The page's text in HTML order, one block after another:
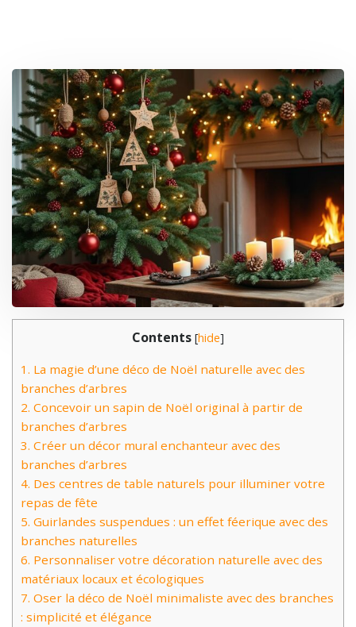
Contents [hide]
1. La magie d’une déco de Noël naturelle avec des
branches d’arbres
2. Concevoir un sapin de Noël original à partir de
branches d’arbres
3. Créer un décor mural enchanteur avec des
branches d’arbres
4. Des centres de table naturels pour illuminer votre
repas de fête
5. Guirlandes suspendues : un effet féerique avec des
branches naturelles
6. Personnaliser votre décoration naturelle avec des
matériaux locaux et écologiques
7. Oser la déco de Noël minimaliste avec des branches
: simplicité et élégance